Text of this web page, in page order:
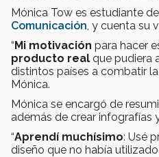
Mónica Tow es estudiante
Comunicación , y cuenta su
“Mi motivación para hacer
producto real que pudiera
distintos países a combatir la
Mónica.
Mónica se encargó de
además de crear infografías
“Aprendí muchísimo: Usé
diseño que no había utilizado